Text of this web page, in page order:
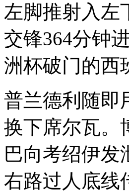
左脚推射入左
交锋364分钟
洲杯破门的西
普兰德利随即
换下席尔瓦。
巴向考绍伊发
右路过人底线